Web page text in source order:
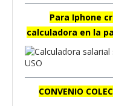
Para Iphone
calculadora en la
CONVENIO